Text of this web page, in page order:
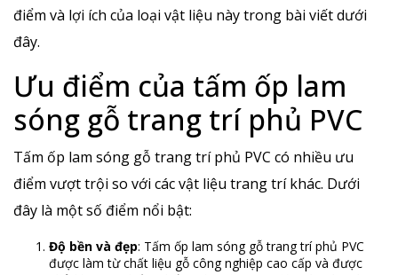
điểm và lợi ích của loại vật liệu này trong bài viết dưới
đây.
Ưu điểm của tấm ốp lam
sóng gỗ trang trí phủ PVC
Tấm ốp lam sóng gỗ trang trí phủ PVC có nhiều ưu
điểm vượt trội so với các vật liệu trang trí khác. Dưới
đây là một số điểm nổi bật:
Độ bền và đẹp: Tấm ốp lam sóng gỗ trang trí phủ PVC
được làm từ chất liệu gỗ công nghiệp cao cấp và được